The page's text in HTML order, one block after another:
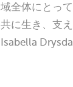
域全体にとっ
共に生き、支
Isabella